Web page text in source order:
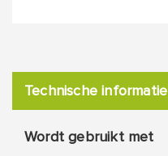
Technische informatie
Wordt gebruikt met